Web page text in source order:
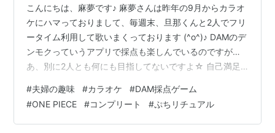
こんにちは、麻夢です♪ 麻夢さんは昨年の9月からカラオ
ケにハマっておりまして、毎週末、旦那くんと2人でフリ
ータイム利用して歌いまくっております (^o^)♪ DAMのデ
ンモクっていうアプリで採点も楽しんでいるのですが…
あ、別に2人とも何にも目指してないですよ☆ 自己満足
中に「ONE PIECE」とコラボした採点ゲームがあってで
すね（↓） 歌うときに、11人のキャラから1人がランダム
選出されて、採点結果にそのキャラの点数が上乗せされ
#夫婦の趣味 #カラオケ #DAM採点ゲーム
#ONE PIECE #コンプリート #ぷちリチュアル